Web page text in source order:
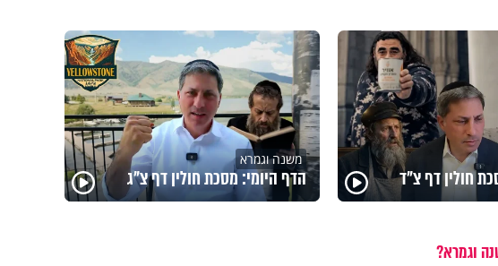
חולין דף צ"ד
משנה וגמרא
הדף היומי: מסכת חולין דף צ"ג
וגמרא?